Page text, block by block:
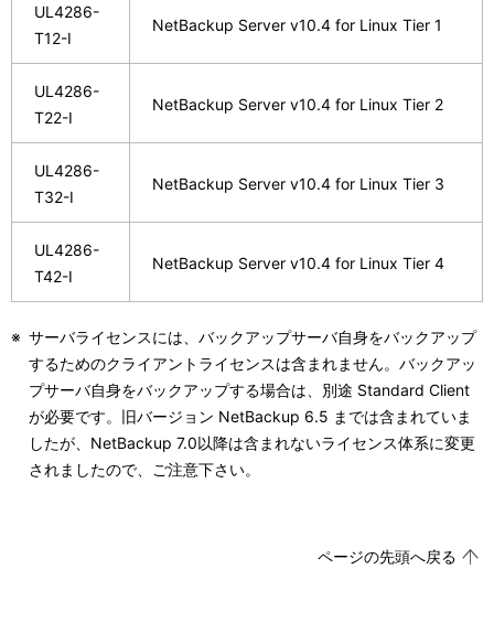
UL4286-
T12-I
NetBackup Server v10.4 for Linux Tier 1
UL4286-
T22-I
NetBackup Server v10.4 for Linux Tier 2
UL4286-
T32-I
NetBackup Server v10.4 for Linux Tier 3
UL4286-
T42-I
NetBackup Server v10.4 for Linux Tier 4
※ サーバライセンスには、バックアップサーバ自身をバックアップ
するためのクライアントライセンスは含まれません。バックアッ
プサーバ自身をバックアップする場合は、別途 Standard Client
が必要です。旧バージョン NetBackup 6.5 までは含まれていま
したが、NetBackup 7.0以降は含まれないライセンス体系に変更
されましたので、ご注意下さい。
ページの先頭へ戻る